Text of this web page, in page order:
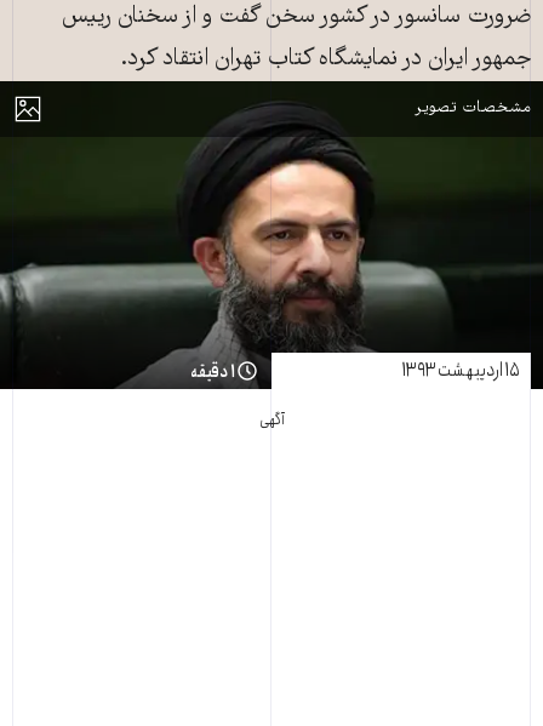
ضرورت سانسور در کشور سخن گفت و از سخنان رییس
جمهور ایران در نمایشگاه کتاب تهران انتقاد کرد.
نمایش
مشخصات تصویر
سید علی طاهری، سخنگوی کمیسیون فرهنگی مجلس شورای اسلامی
۱۵ اردیبهشت ۱۳۹۳ ۱ دقیقه
آگهی